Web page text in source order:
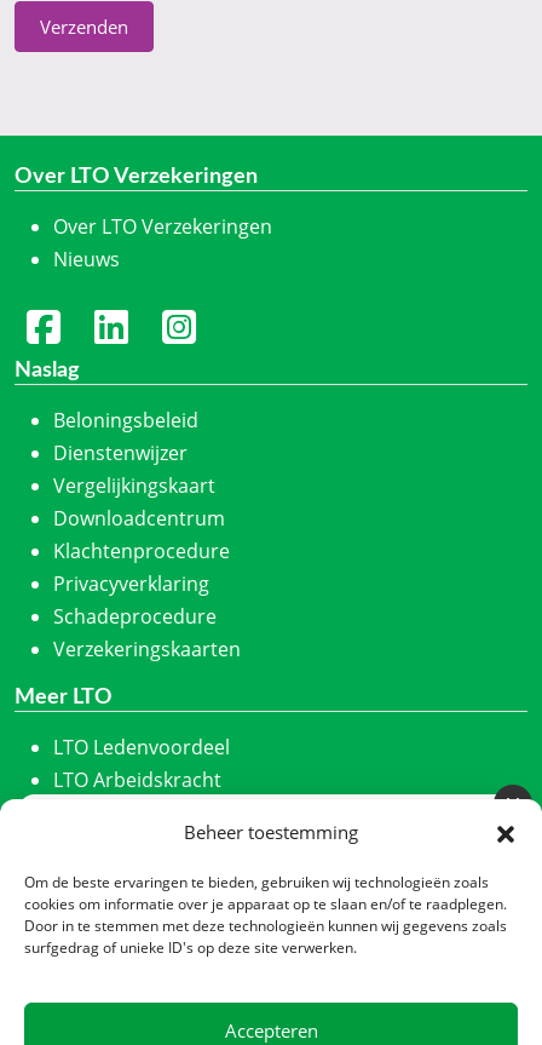
Beheer toestemming
Om de beste ervaringen te bieden, gebruiken wij technologieën zoals
cookies om informatie over je apparaat op te slaan en/of te raadplegen.
Door in te stemmen met deze technologieën kunnen wij gegevens zoals
surfgedrag of unieke ID's op deze site verwerken.
Accepteren
Verzenden
Over LTO Verzekeringen
Over LTO Verzekeringen
Nieuws
Naslag
Beloningsbeleid
Dienstenwijzer
Vergelijkingskaart
Downloadcentrum
Klachtenprocedure
Privacyverklaring
Schadeprocedure
Verzekeringskaarten
Meer LTO
LTO Ledenvoordeel
LTO Arbeidskracht
LTO Noord
LTO Nederland
Nieuwe Oogst
Meld u aan voor onze nieuwsbrief
Schrijf u in en we houden u maandelijks op de hoogte
van ons laatste nieuws.
Nieuwsbrief
*